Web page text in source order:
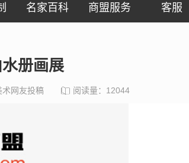
名家百科 商盟服务 客服
册画展
术网友投稿 阅读量： 12044